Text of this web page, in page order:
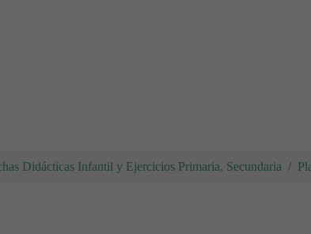
Didácticas Infantil y Ejercicios Primaria, Secundaria